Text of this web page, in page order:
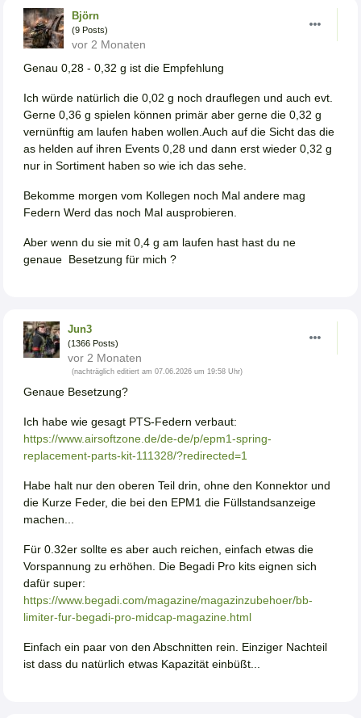
Björn
(9 Posts)
vor 2 Monaten
Genau 0,28 - 0,32 g ist die Empfehlung
Ich würde natürlich die 0,02 g noch drauflegen und auch evt.
Gerne 0,36 g spielen können primär aber gerne die 0,32 g
vernünftig am laufen haben wollen.Auch auf die Sicht das die
as helden auf ihren Events 0,28 und dann erst wieder 0,32 g
nur in Sortiment haben so wie ich das sehe.
Bekomme morgen vom Kollegen noch Mal andere mag
Federn Werd das noch Mal ausprobieren.
Aber wenn du sie mit 0,4 g am laufen hast hast du ne
genaue Besetzung für mich ?
Jun3
(1366 Posts)
vor 2 Monaten
(nachträglich editiert am 07.06.2026 um 19:58 Uhr)
Genaue Besetzung?
Ich habe wie gesagt PTS-Federn verbaut:
https://www.airsoftzone.de/de-de/p/epm1-spring-
replacement-parts-kit-111328/?redirected=1
Habe halt nur den oberen Teil drin, ohne den Konnektor und
die Kurze Feder, die bei den EPM1 die Füllstandsanzeige
machen...
Für 0.32er sollte es aber auch reichen, einfach etwas die
Vorspannung zu erhöhen. Die Begadi Pro kits eignen sich
dafür super:
https://www.begadi.com/magazine/magazinzubehoer/bb-
limiter-fur-begadi-pro-midcap-magazine.html
Einfach ein paar von den Abschnitten rein. Einziger Nachteil
ist dass du natürlich etwas Kapazität einbüßt...